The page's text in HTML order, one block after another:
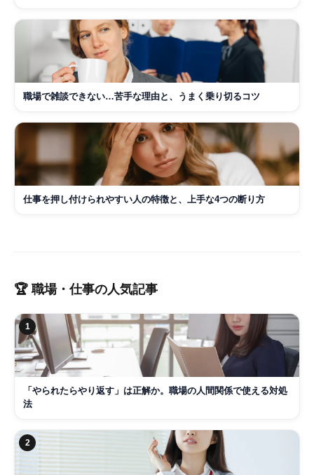
職場で雑談できない…苦手な理由と、うまく乗り切るコツ
仕事を押し付けられやすい人の特徴と、上手な4つの断り方
🏆 職場・仕事の人気記事
1
「やられたらやり返す」は正解か。職場の人間関係で使える対処
法
2